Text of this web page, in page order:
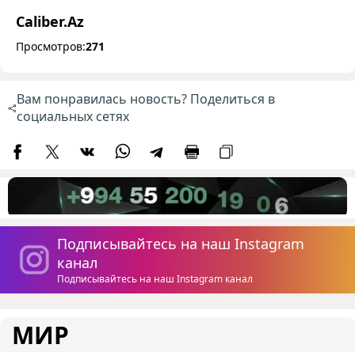
Caliber.Az
Просмотров:271
Вам понравилась новость? Поделиться в
социальных сетях
Подписывайтесь на наш Instagram
канал
Подписывайтесь на наш Instagram канал
МИР